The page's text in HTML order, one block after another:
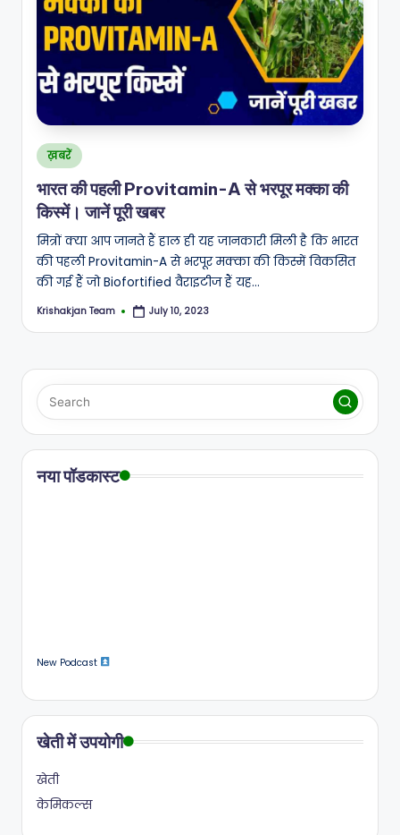
A
N
Posted
in
ख़बरें
भारत की पहली Provitamin-A से भरपूर मक्का की
किस्में। जानें पूरी खबर
मित्रों क्या आप जानते हैं हाल ही यह जानकारी मिली है कि भारत
की पहली Provitamin-A से भरपूर मक्का की किस्में विकसित
की गई हैं जो Biofortified वैराइटीज हैं यह…
Posted
Krishakjan Team July 10, 2023
नया पॉडकास्ट
New Podcast
खेती में उपयोगी
खेती
केमिकल्स